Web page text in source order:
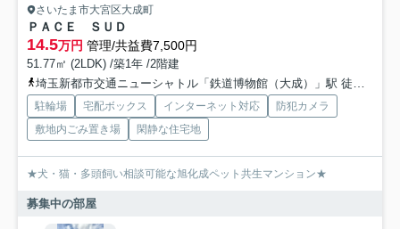
さいたま市大宮区大成町
ＰＡＣＥ ＳＵＤ
14.5万円 管理/共益費7,500円
51.77㎡ (2LDK) /築1年 /2階建
埼玉新都市交通ニューシャトル「鉄道博物館（大成）」駅 徒歩12分
駐輪場 宅配ボックス インターネット対応
防犯カメラ
敷地内ごみ置き場
閑静な住宅地
★犬・猫・多頭飼い相談可能な旭化成ペット共生マンション★
募集中の部屋